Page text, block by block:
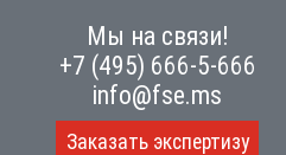
Мы на связи!
+7 (495) 666-5-666
info@fse.ms
Заказать экспертизу